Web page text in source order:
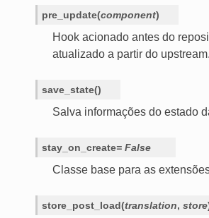
pre_update(component)
Hook acionado antes do
atualizado a partir do upstream.
save_state()
Salva informações do estado
stay_on_create= False
Classe base para as
store_post_load(translation, store